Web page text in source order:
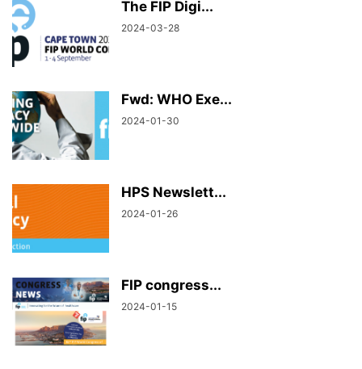
The FIP Digi...
2024-03-28
Fwd: WHO Exe...
2024-01-30
HPS Newslett...
2024-01-26
FIP congress...
2024-01-15